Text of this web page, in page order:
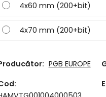
4x60 mm (200+bit)
4x70 mm (200+bit)
PGB EUROPE